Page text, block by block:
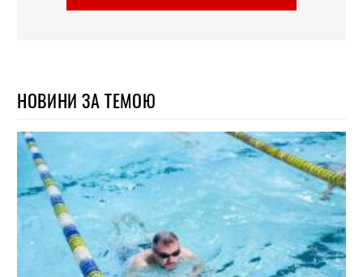
НОВИНИ ЗА ТЕМОЮ